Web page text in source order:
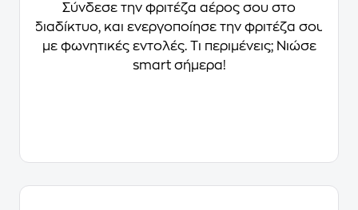
Σύνδεσε την φριτέζα αέρος σου στο
διαδίκτυο, και ενεργοποίησε την φριτέζα σου
με φωνητικές εντολές. Τι περιμένεις; Νιώσε
smart σήμερα!